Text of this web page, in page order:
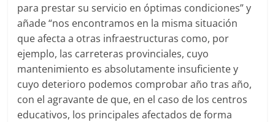
para prestar su servicio en óptimas condiciones” y
añade “nos encontramos en la misma situación
que afecta a otras infraestructuras como, por
ejemplo, las carreteras provinciales, cuyo
mantenimiento es absolutamente insuficiente y
cuyo deterioro podemos comprobar año tras año,
con el agravante de que, en el caso de los centros
educativos, los principales afectados de forma